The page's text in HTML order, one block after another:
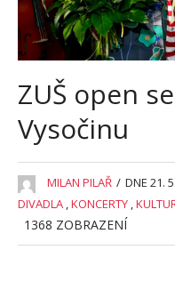
ZUŠ open
Vysočinu
MILAN PILAŘ / DNE 21.
DIVADLA ,KONCERTY ,
1368 ZOBRAZENÍ